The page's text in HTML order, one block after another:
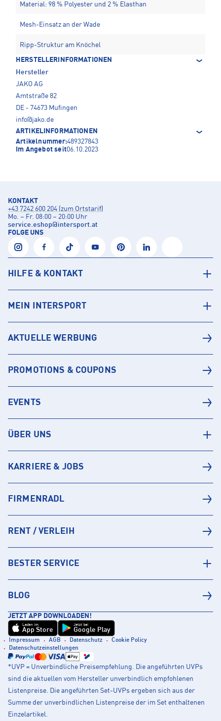
Material: 98 % Polyester und 2 % Elasthan
Mesh-Einsatz an der Wade
Ripp-Struktur am Knöchel
HERSTELLERINFORMATIONEN
Hersteller
JAKO AG
Amtstraße 82
DE - 74673 Mufingen
info@jako.de
ARTIKELINFORMATIONEN
Artikelnummer:489327843
Im Angebot seit06.10.2023
KONTAKT
+43 7242 600 204 (zum Ortstarif)
Mo. – Fr. 08:00 – 20:00 Uhr
service.eshop@intersport.at
FOLGE UNS
HILFE & KONTAKT
MEIN INTERSPORT
AKTUELLE WERBUNG
PROMOTIONS & COUPONS
EVENTS
ÜBER UNS
KARRIERE & JOBS
FIRMENRADL
RENT / VERLEIH
BESTER SERVICE
BLOG
JETZT APP DOWNLOADEN!
Laden im
App Store
Jetzt bei
Google Play
Impressum AGB Datenschutz
Cookie Policy
Datenschutzeinstellungen
*UVP = Unverbindliche Preisempfehlung. Die angeführten UVPs
sind die aktuellen vom Hersteller unverbindlich empfohlenen
Listenpreise. Die angeführten Set-UVPs ergeben sich aus der
Summe der unverbindlichen Listenpreise der im Set enthaltenen
Einzelartikel.